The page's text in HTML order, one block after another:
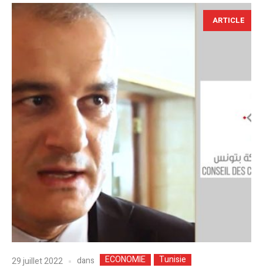
ARTICLE
29 juillet 2022 dans ECONOMIE Tunisie